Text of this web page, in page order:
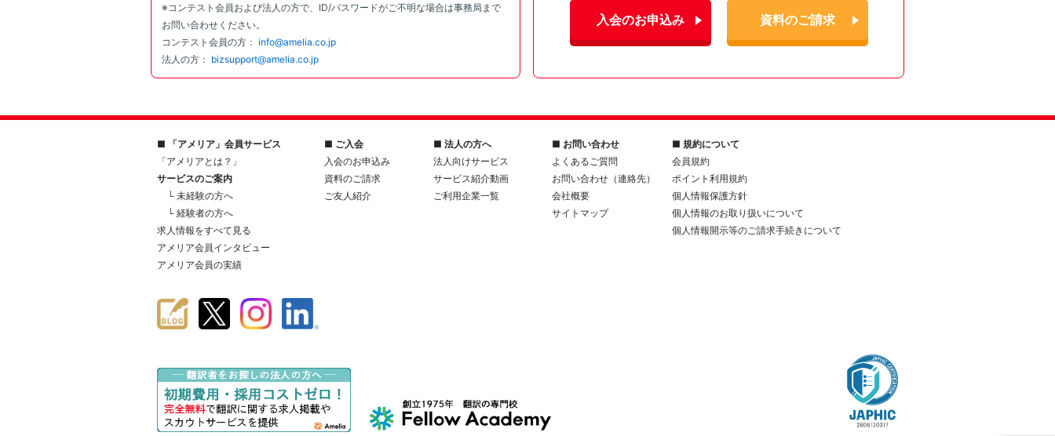
※コンテスト会員および法人の方で、ID/パスワードがご不明な場合は事務局まで
お問い合わせください。
コンテスト会員の方： info@amelia.co.jp
法人の方： bizsupport@amelia.co.jp
入会のお申込み 資料のご請求
■ 「アメリア」会員サービス
「アメリアとは？」
サービスのご案内
└ 未経験の方へ
└ 経験者の方へ
求人情報をすべて見る
アメリア会員インタビュー
アメリア会員の実績
■ ご入会
入会のお申込み
資料のご請求
ご友人紹介
■ 法人の方へ
法人向けサービス
サービス紹介動画
ご利用企業一覧
■ お問い合わせ
よくあるご質問
お問い合わせ（連絡先）
会社概要
サイトマップ
■ 規約について
会員規約
ポイント利用規約
個人情報保護方針
個人情報のお取り扱いについて
個人情報開示等のご請求手続きについて